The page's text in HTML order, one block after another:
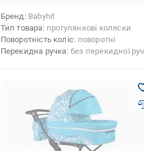
Бренд Babyhit
Тип товара прогулянкові коляски
Поворотність коліс поворотні
Перекидна ручка без перекидної ручки